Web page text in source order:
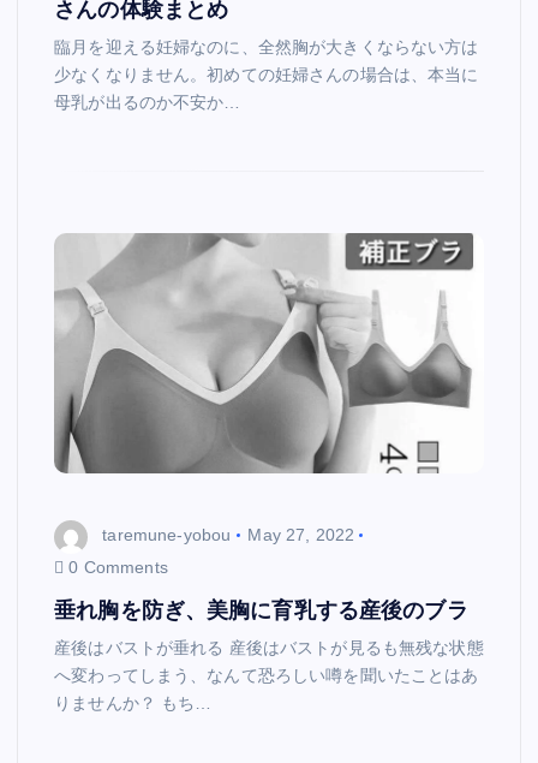
さんの体験まとめ
臨月を迎える妊婦なのに、全然胸が大きくならない方は
少なくなりません。初めての妊婦さんの場合は、本当に
母乳が出るのか不安か…
taremune-yobou
May 27, 2022
0 Comments
垂れ胸を防ぎ、美胸に育乳する産後のブラ
産後はバストが垂れる 産後はバストが見るも無残な状態
へ変わってしまう、なんて恐ろしい噂を聞いたことはあ
りませんか？ もち…